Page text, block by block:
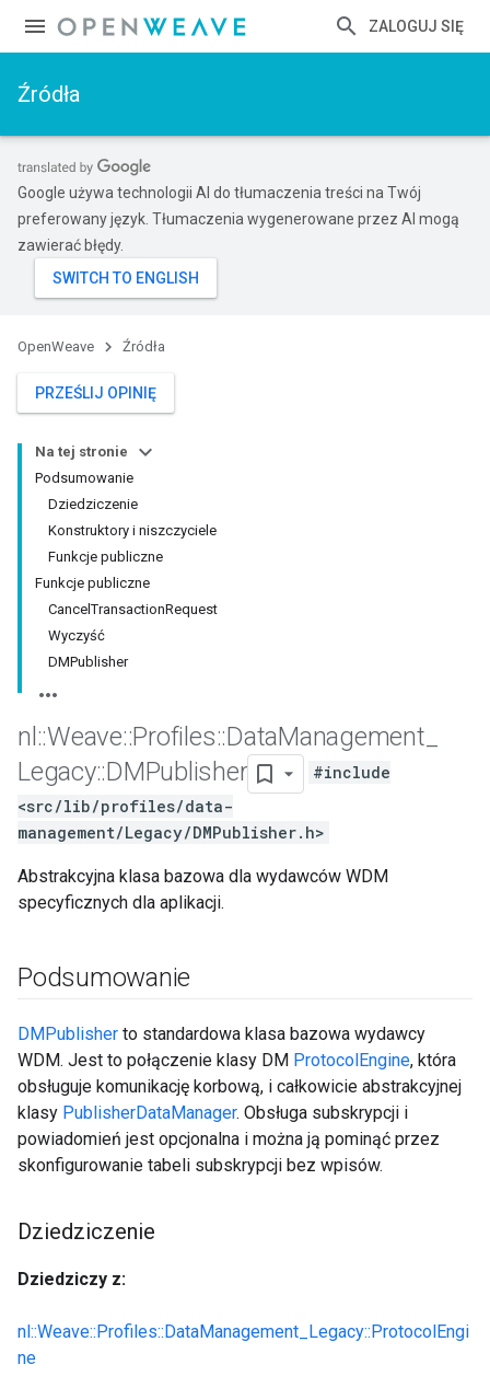
ZALOGUJ SIĘ
Źródła
Google używa technologii AI do tłumaczenia treści na Twój
preferowany język. Tłumaczenia wygenerowane przez AI mogą
zawierać błędy.
OpenWeave Źródła
PRZEŚLIJ OPINIĘ
Na tej stronie
Podsumowanie
Dziedziczenie
Konstruktory i niszczyciele
Funkcje publiczne
Funkcje publiczne
CancelTransactionRequest
Wyczyść
DMPublisher
nl ::Weave::Profiles::DataManagement
Legacy::DMPublisher
#include
<src/lib/profiles/data-
management/Legacy/DMPublisher.h>
Abstrakcyjna klasa bazowa dla wydawców WDM
specyficznych dla aplikacji.
Podsumowanie
DMPublisher to standardowa klasa bazowa wydawcy
WDM. Jest to połączenie klasy DM ProtocolEngine, która
obsługuje komunikację korbową, i całkowicie abstrakcyjnej
klasy PublisherDataManager. Obsługa subskrypcji i
powiadomień jest opcjonalna i można ją pominąć przez
skonfigurowanie tabeli subskrypcji bez wpisów.
Dziedziczenie
Dziedziczy z:
nl::Weave::Profiles::DataManagement_Legacy::ProtocolEngi
ne